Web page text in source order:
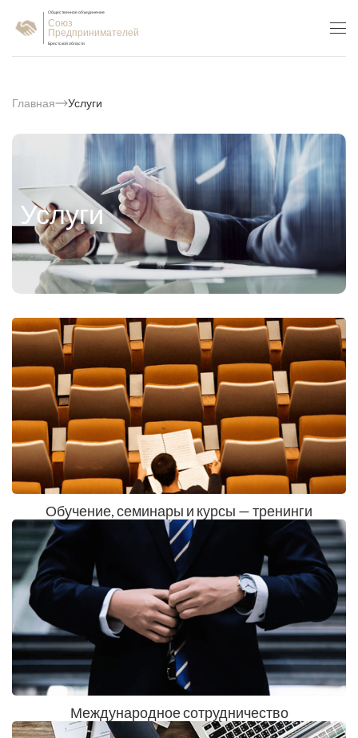
Общественное объединение
Союз
Предпринимателей
Брестской области
Главная Услуги
Услуги
Обучение, семинары и курсы — тренинги
Международное сотрудничество